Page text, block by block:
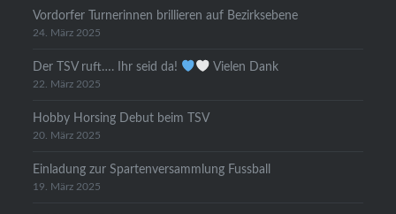
Vordorfer Turnerinnen brillieren auf Bezirksebene
24. März 2025
Der TSV ruft…. Ihr seid da! Vielen Dank
22. März 2025
Hobby Horsing Debut beim TSV
20. März 2025
Einladung zur Spartenversammlung Fussball
19. März 2025